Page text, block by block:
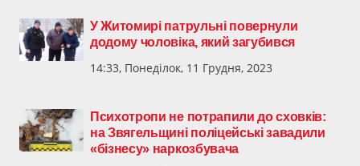
У Житомирі патрульні повернули
додому чоловіка, який загубився
14:33, Понеділок, 11 Грудня, 2023
Психотропи не потрапили до сховків:
на Звягельщині поліцейські завадили
«бізнесу» наркозбувача